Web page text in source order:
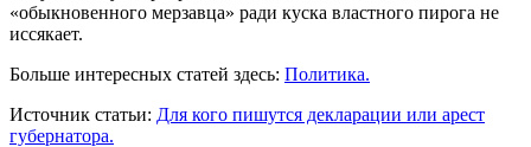
«обыкновенного мерзавца» ради куска властного пирога не
иссякает.
Больше интересных статей здесь: Политика.
Источник статьи: Для кого пишутся декларации или арест
губернатора.